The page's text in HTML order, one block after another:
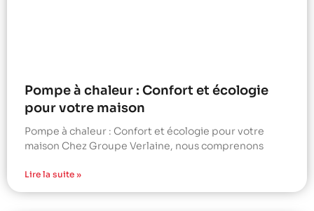
Pompe à chaleur : Confort et écologie
pour votre maison
Pompe à chaleur : Confort et écologie pour votre
maison Chez Groupe Verlaine, nous comprenons
Lire la suite »